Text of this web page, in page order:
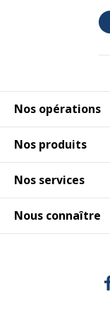
Nos opérations
Nos produits
Nos services
Nous connaître